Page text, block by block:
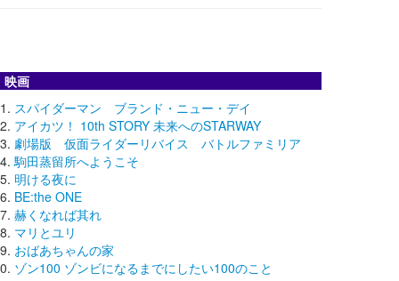
映画
スパイダーマン ブランド・ニュー・デイ
アイカツ！ 10th STORY 未来へのSTARWAY
劇場版 仮面ライダーリバイス バトルファミリア
駒田蒸留所へようこそ
明ける夜に
BE:the ONE
赫くなれば其れ
マリとユリ
おばあちゃんの家
ゾン100 ゾンビになるまでにしたい100のこと